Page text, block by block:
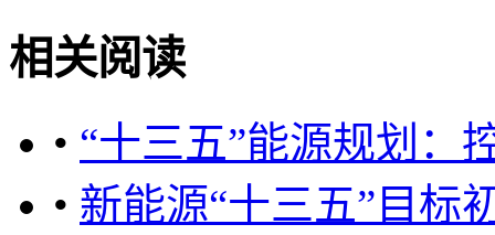
相关阅读
• “十三五”能源规划：
• 新能源“十三五”目标